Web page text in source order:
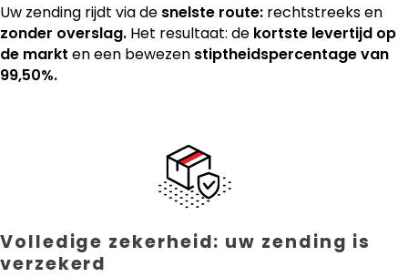
Uw zending rijdt via de snelste route: rechtstreeks en
zonder overslag. Het resultaat: de kortste levertijd op
de markt en een bewezen stiptheidspercentage van
99,50%.
Volledige zekerheid: uw zending is
verzekerd